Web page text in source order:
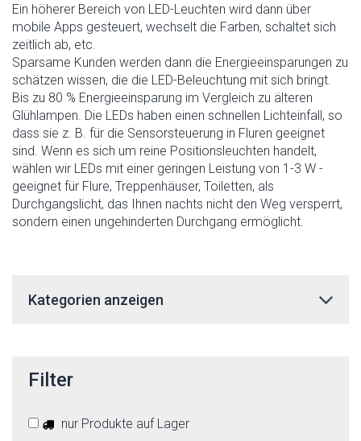
Ein höherer Bereich von LED-Leuchten wird dann über
mobile Apps gesteuert, wechselt die Farben, schaltet sich
zeitlich ab, etc.
Sparsame Kunden werden dann die Energieeinsparungen zu
schätzen wissen, die die LED-Beleuchtung mit sich bringt.
Bis zu 80 % Energieeinsparung im Vergleich zu älteren
Glühlampen. Die LEDs haben einen schnellen Lichteinfall, so
dass sie z. B. für die Sensorsteuerung in Fluren geeignet
sind. Wenn es sich um reine Positionsleuchten handelt,
wählen wir LEDs mit einer geringen Leistung von 1-3 W -
geeignet für Flure, Treppenhäuser, Toiletten, als
Durchgangslicht, das Ihnen nachts nicht den Weg versperrt,
sondern einen ungehinderten Durchgang ermöglicht.
Kategorien anzeigen
Filter
nur Produkte auf Lager